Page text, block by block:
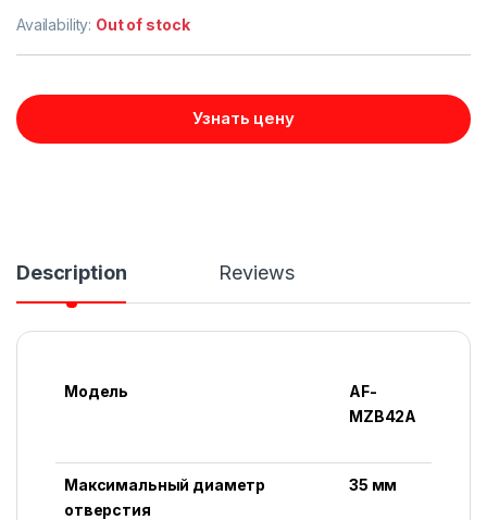
Availability: Out of stock
Узнать цену
Description Reviews
Модель
AF-
MZB42A
Максимальный диаметр
отверстия
35 мм